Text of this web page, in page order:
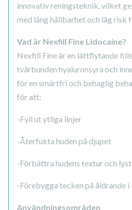
innovativ reningsteknik, vilket
med lång hållbarhet och låg risk
Vad är Nexfill Fine Lidocaine?
Nexfill Fine är en lättflytande
tvärbunden hyaluronsyra och
för en smärtfri och behaglig
för att:
-Fyll ut ytliga linjer
-Återfukta huden på djupet
-Förbättra hudens textur och
-Förebygga tecken på åldrande i
Användningsområden